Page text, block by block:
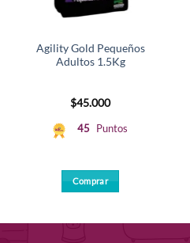
Agility Gold Pequeños
Adultos 1.5Kg
$45.000
45 Puntos
Comprar